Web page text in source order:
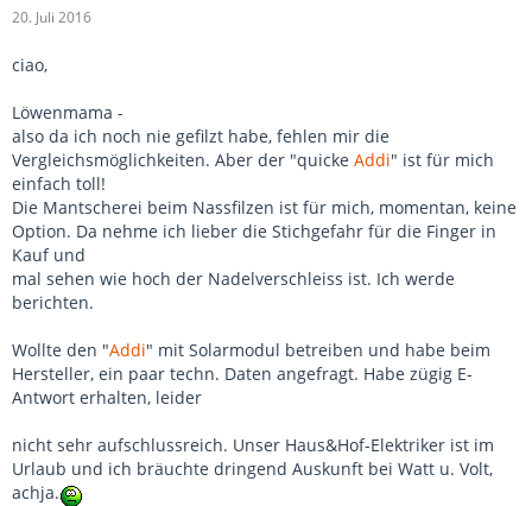
20. Juli 2016
ciao,
Löwenmama -
also da ich noch nie gefilzt habe, fehlen mir die
Vergleichsmöglichkeiten. Aber der "quicke Addi" ist für mich
einfach toll!
Die Mantscherei beim Nassfilzen ist für mich, momentan, keine
Option. Da nehme ich lieber die Stichgefahr für die Finger in
Kauf und
mal sehen wie hoch der Nadelverschleiss ist. Ich werde
berichten.
Wollte den "Addi" mit Solarmodul betreiben und habe beim
Hersteller, ein paar techn. Daten angefragt. Habe zügig E-
Antwort erhalten, leider
nicht sehr aufschlussreich. Unser Haus&Hof-Elektriker ist im
Urlaub und ich bräuchte dringend Auskunft bei Watt u. Volt,
achja.